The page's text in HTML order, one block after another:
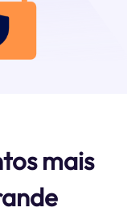
mais